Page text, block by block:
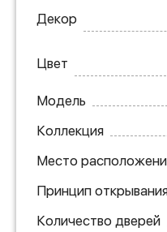
Декор
Цвет
Модель
Коллекция
Место
Принцип
Количество дверей